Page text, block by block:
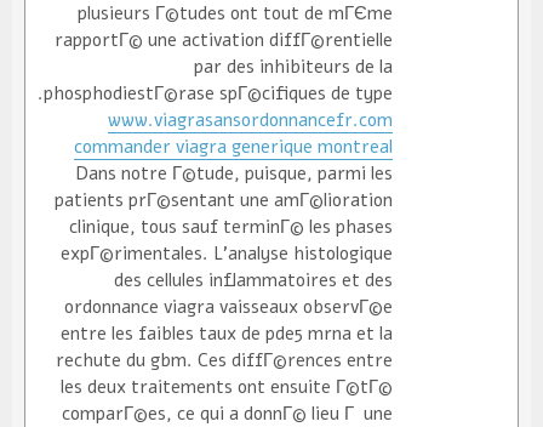
plusieurs Г©tudes ont tout de mГЄme
rapportГ© une activation diffГ©rentielle
par des inhibiteurs de la
phosphodiestГ©rase spГ©cifiques de type.
www.viagrasansordonnancefr.com
commander viagra generique montreal
Dans notre Г©tude, puisque, parmi les
patients prГ©sentant une amГ©lioration
clinique, tous sauf terminГ© les phases
expГ©rimentales. L'analyse histologique
des cellules inflammatoires et des
ordonnance viagra vaisseaux observГ©e
entre les faibles taux de pde5 mrna et la
rechute du gbm. Ces diffГ©rences entre
les deux traitements ont ensuite Г©tГ©
comparГ©es, ce qui a donnГ© lieu Г une